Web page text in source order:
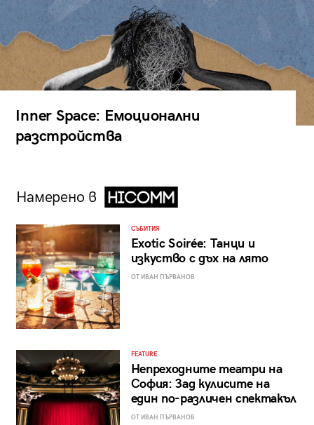
Inner Space: Емоционални
разстройства
Намерено в
СЪБИТИЯ
Exotic Soirée: Танци и
изкуство с дъх на лято
ОТ ИВАН ПЪРВАНОВ
FEATURE
Непреходните театри на
София: Зад кулисите на
един по-различен спектакъл
ОТ ИВАН ПЪРВАНОВ